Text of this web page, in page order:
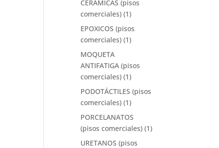
CERÁMICAS (pisos
comerciales) (1)
EPOXICOS (pisos
comerciales) (1)
MOQUETA
ANTIFATIGA (pisos
comerciales) (1)
PODOTÁCTILES (pisos
comerciales) (1)
PORCELANATOS
(pisos comerciales) (1)
URETANOS (pisos